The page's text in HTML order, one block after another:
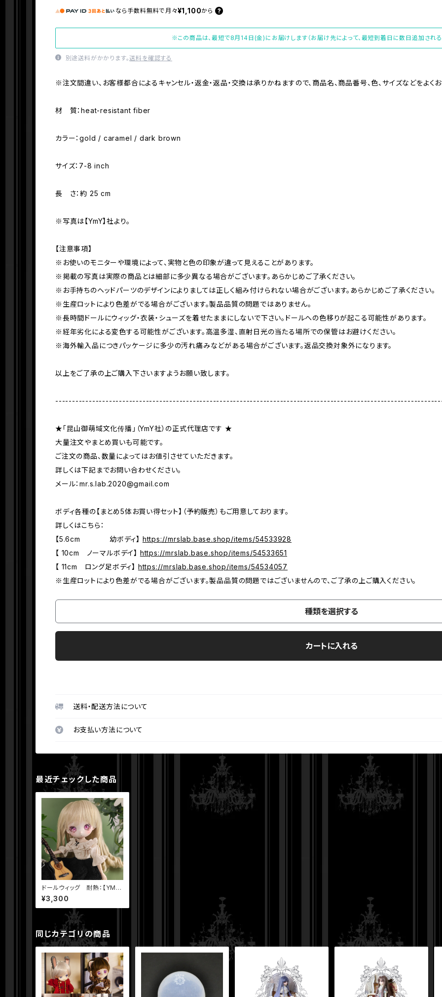
なら 手数料無料で 月々¥1,100から
※この商品は、最短で8月14日(金)にお届けします（お届け先によって、最短到着日に数日追加される
別途送料がかかります。送料を確認する
※注文間違い、お客様都合によるキャンセル・返金・返品・交換は承りかねますので、商品名、商品番号、色、サイズなどをよく
材 質：heat-resistant fiber
カラー：gold / caramel / dark brown
サイズ：7-8 inch
長 さ：約 25 cm
※写真は【YmY】社より。
【注意事項】
※お使いのモニターや環境によって、実物と色の印象が違って見えることがあります。
※掲載の写真は実際の商品とは細部に多少異なる場合がございます。あらかじめご了承ください。
※お手持ちのヘッドパーツのデザインによりましては正しく組み付けられない場合がございます。あらかじめご了承ください。
※生産ロットにより色差がでる場合がございます。製品品質の問題ではありません。
※長時間ドールにウィッグ・衣装・シューズを着せたままにしないで下さい。ドールへの色移りが起こる可能性があります。
※経年劣化による変色する可能性がございます。高温多湿、直射日光の当たる場所での保管はお避けください。
※海外輸入品につきパッケージに多少の汚れ痛みなどがある場合がございます。返品交換対象外になります。
以上をご了承の上ご購入下さいますようお願い致します。
★「昆山御萌域文化传播」（YmY社）の正式代理店です ★
大量注文やまとめ買いも可能です。
ご注文の商品、数量によってはお値引させていただきます。
詳しくは下記までお問い合わせください。
メール：mr.s.lab.2020@gmail.com
ボディ各種の【まとめ5体お買い得セット】（予約販売）もご用意しております。
詳しくはこちら：
【5.6cm 幼ボディ】 https://mrslab.base.shop/items/54533928
【 10cm ノーマルボデイ】 https://mrslab.base.shop/items/54533651
【 11cm ロング足ボディ】 https://mrslab.base.shop/items/54534057
※生産ロットにより色差がでる場合がございます。製品品質の問題ではございませんので、ご了承の上ご購入ください。
種類を選択する
カートに入れる
送料・配送方法について
お支払い方法について
最近チェックした商品
ドールウィッグ 耐熱：【YM
Y】7-8 inch ロング 縦ロール
ゴールド キャラメル ダークブ
ラウン
¥3,300
同じカテゴリの商品